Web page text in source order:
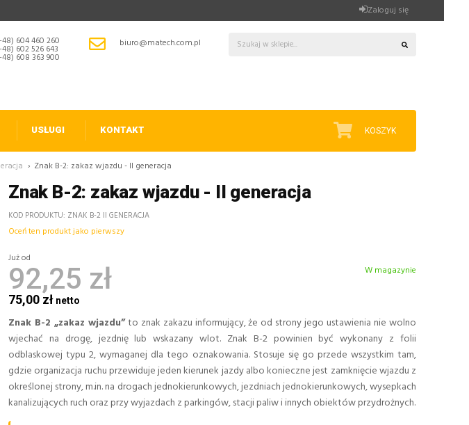
Zaloguj się
604 460 260
602 526 643
608 363 900
biuro@matech.com.pl
USŁUGI KONTAKT KOSZYK
› Znak B-2: zakaz wjazdu - II generacja
Znak B-2: zakaz wjazdu - II generacja
KOD PRODUKTU ZNAK B-2 II GENERACJA
Oceń ten produkt jako pierwszy
Już od
92,25 zł
75,00 zł
W magazynie
Znak B-2 „zakaz wjazdu”to znak zakazu informujący, że od strony jego ustawienia nie wolno
wjechać na drogę, jezdnię lub wskazany wlot. Znak B-2 powinien być wykonany z folii
odblaskowej typu 2, wymaganej dla tego oznakowania. Stosuje się go przede wszystkim tam,
gdzie organizacja ruchu przewiduje jeden kierunek jazdy albo konieczne jest zamknięcie wjazdu z
określonej strony, m.in. na drogach jednokierunkowych, jezdniach jednokierunkowych, wysepkach
kanalizujących ruch oraz przy wyjazdach z parkingów, stacji paliw i innych obiektów przydrożnych.